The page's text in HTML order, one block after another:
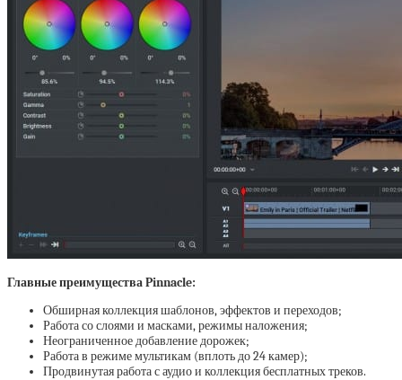
Главные преимущества Pinnacle:
Обширная коллекция шаблонов, эффектов и переходов;
Работа со слоями и масками, режимы наложения;
Неограниченное добавление дорожек;
Работа в режиме мультикам (вплоть до 24 камер);
Продвинутая работа с аудио и коллекция бесплатных треков.